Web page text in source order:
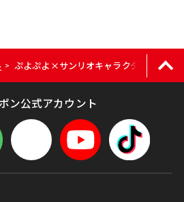
> ぷよぷよ×サンリオキャラクターズ スペ
ン公式アカウント